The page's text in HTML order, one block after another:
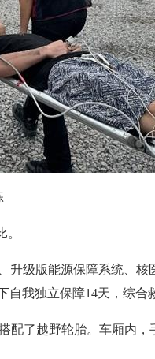
级版能源保障系统、核
我独立保障14天，综合
了越野轮胎。车厢内，